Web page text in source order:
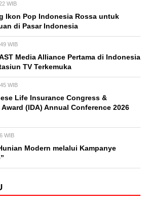
WIB
Ikon Pop Indonesia Rossa untuk
di Pasar Indonesia
WIB
Media Alliance Pertama di Indonesia
TV Terkemuka
WIB
Life Insurance Congress &
(IDA) Annual Conference 2026
WIB
Modern melalui Kampanye